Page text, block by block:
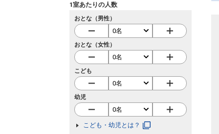
1室あたりの人数
おとな（男性）
おとな（女性）
こども
幼児
こども・幼児とは？